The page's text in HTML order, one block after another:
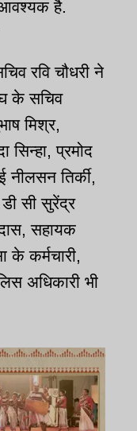
आवश्यक है.
रवि चौधरी ने
के सचिव
मिश्र,
सिन्हा, प्रमोद
नीलसन तिर्की,
सी सुरेंद्र
सहायक
के कर्मचारी,
अधिकारी भी